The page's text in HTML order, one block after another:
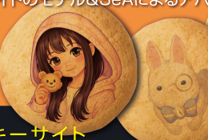
プリントクッキーイベント）
キャラクターイラスト提供イベント）